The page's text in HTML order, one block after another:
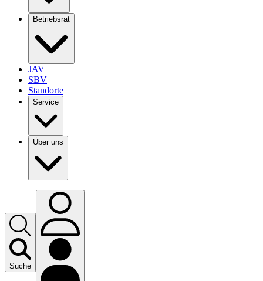
Betriebsrat
JAV
SBV
Standorte
Service
Über uns
Suche